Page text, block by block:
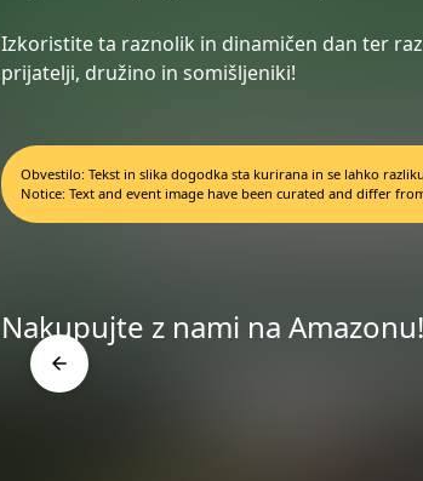
Izkoristite ta raznolik in dinamičen dan ter
prijatelji, družino in somišljeniki!
Obvestilo: Tekst in slika dogodka sta kurirana in se lahko
Notice: Text and event image have been curated and differ
Nakupujte z nami na Amazonu!